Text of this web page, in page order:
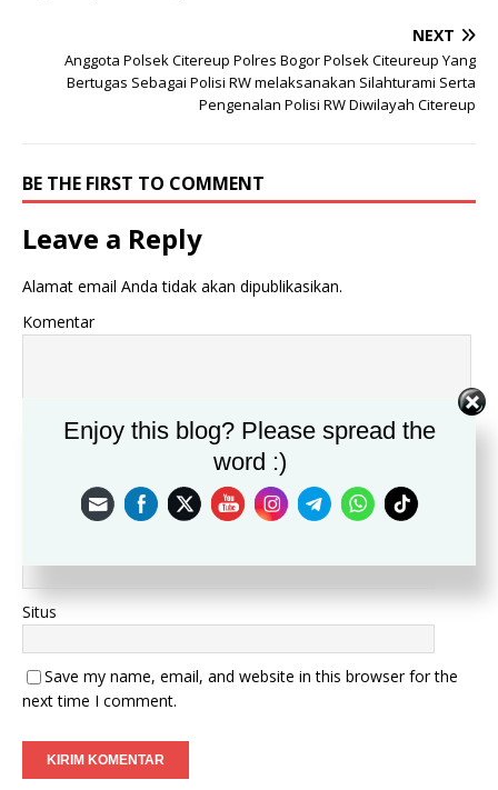
NEXT
Anggota Polsek Citereup Polres Bogor Polsek Citeureup Yang
Bertugas Sebagai Polisi RW melaksanakan Silahturami Serta
Pengenalan Polisi RW Diwilayah Citereup
BE THE FIRST TO COMMENT
Leave a Reply
Alamat email Anda tidak akan dipublikasikan.
Komentar
Situs
Save my name, email, and website in this browser for the
next time I comment.
Enjoy this blog? Please spread the
word :)